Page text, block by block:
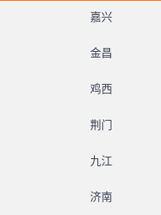
嘉兴
金昌
鸡西
荆门
九江
济南